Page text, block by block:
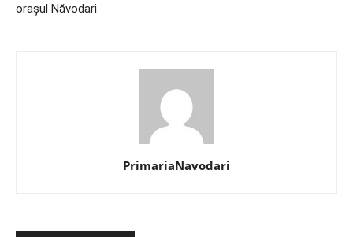
orașul Năvodari
PrimariaNavodari